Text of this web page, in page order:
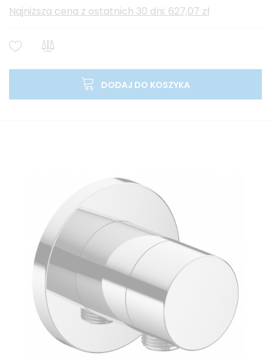
Najniższa cena z ostatnich 30 dni: 627,07 zł
DODAJ DO KOSZYKA